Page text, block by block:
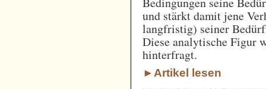
und stärkt damit jene
langfristig) seiner
Diese analytische Figur
hinterfragt.
►Artikel lesen